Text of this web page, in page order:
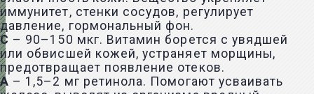
иммунитет, стенки сосудов, регулирует
давление, гормональный фон.
С – 90–150 мкг. Витамин борется с увядшей
или обвисшей кожей, устраняет морщины,
предотвращает появление отеков.
А – 1,5–2 мг ретинола. Помогают усваивать